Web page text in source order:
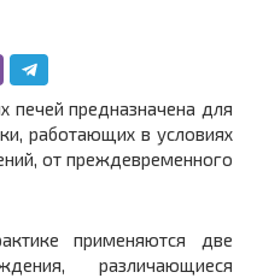
печей предназначена для
работающих в условиях
от преждевременного
применяются две
различающиеся